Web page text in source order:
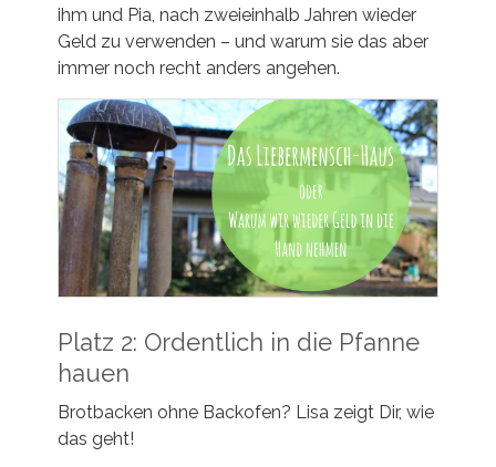
ihm und Pia, nach zweieinhalb Jahren wieder
Geld zu verwenden – und warum sie das aber
immer noch recht anders angehen.
Platz 2: Ordentlich in die Pfanne
hauen
Brotbacken ohne Backofen? Lisa zeigt Dir, wie
das geht!